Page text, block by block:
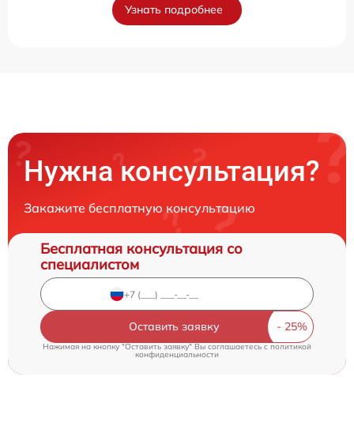
Узнать подробнее
Нужна консультация?
Закажите бесплатную консультацию
Бесплатная консультация со
специалистом
Оставить заявку
Нажимая на кнопку "Оставить заявку" Вы соглашаетесь c политикой
конфиденциальности